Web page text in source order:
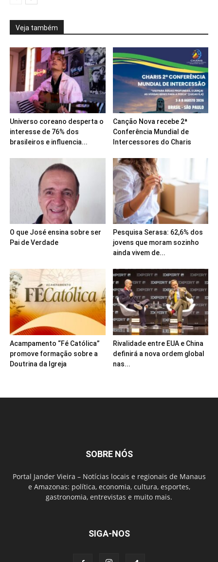
Veja também
Universo coreano desperta o
interesse de 76% dos
brasileiros e influencia...
Canção Nova recebe 2ª
Conferência Mundial de
Intercessores do Charis
O que José ensina sobre ser
Pai de Verdade
Pesquisa Serasa: 62,6% dos
jovens que moram sozinho
ainda vivem de...
Acampamento “Fé Católica”
promove formação sobre a
Doutrina da Igreja
Rivalidade entre EUA e China
definirá a nova ordem global
nas...
SOBRE NÓS
Portal Jander Vieira – Notícias locais e regionais de Manaus
e Amazonas: política, economia, cultura, esportes,
gastronomia, entrevistas e muito mais.
SIGA-NOS